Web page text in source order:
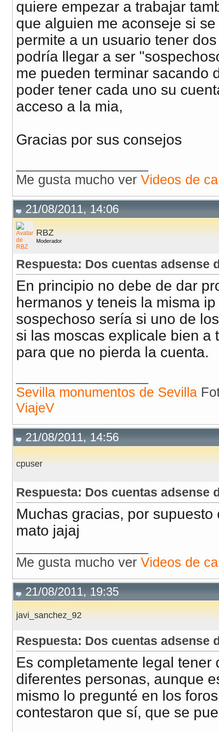
quiere empezar a trabajar
que alguien me aconseje si
permite a un usuario tener
podría llegar a ser
me pueden terminar sacando
poder tener cada uno su
acceso a la mia,
Gracias por sus consejos
Me gusta mucho ver Videos de
21/08/2011, 14:06
RBZ
Moderador
Respuesta: Dos cuentas adsense
En principio no debe de dar
hermanos y teneis la misma
sospechoso sería si uno de
si las moscas explicale bien a
para que no pierda la cuenta.
Sevilla monumentos de Sevilla
ViajeV
21/08/2011, 14:56
cpuser
Respuesta: Dos cuentas adsense
Muchas gracias, por
mato jajaj
Me gusta mucho ver Videos de
21/08/2011, 19:35
javi_sanchez_92
Respuesta: Dos cuentas adsense
Es completamente legal
diferentes personas, aunque
mismo lo pregunté en los
contestaron que sí, que se